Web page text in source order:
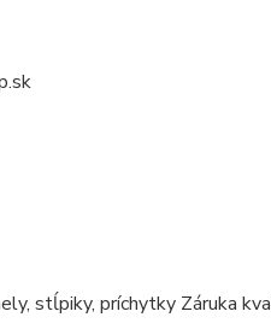
stĺpiky, príchytky Záruka